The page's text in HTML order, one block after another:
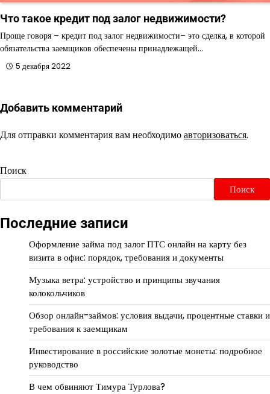
Что такое кредит под залог недвижимости?
Проще говоря – кредит под залог недвижимости– это сделка, в которой
обязательства заемщиков обеспечены принадлежащей…
5 декабря 2022
Добавить комментарий
Для отправки комментария вам необходимоавторизоваться.
Поиск
Поиск
Последние записи
Оформление займа под залог ПТС онлайн на карту без
визита в офис: порядок, требования и документы
Музыка ветра: устройство и принципы звучания
колокольчиков
Обзор онлайн-займов: условия выдачи, процентные ставки и
требования к заемщикам
Инвестирование в российские золотые монеты: подробное
руководство
В чем обвиняют Тимура Турлова?